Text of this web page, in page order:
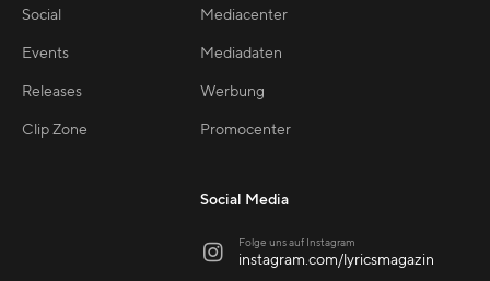
Social
Events
Releases
Clip Zone
Mediacenter
Mediadaten
Werbung
Promocenter
Social Media
 Folge uns auf Instagram
instagram.com/lyricsmagazin